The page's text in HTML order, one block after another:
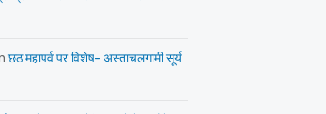
छठ महापर्व पर विशेष- अस्ताचलगामी सूर्य